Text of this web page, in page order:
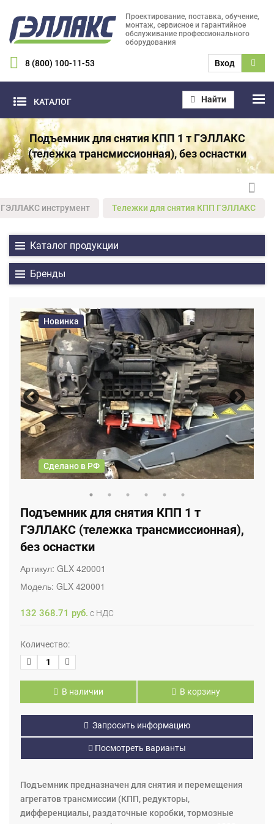
Проектирование, поставка, обучение,
монтаж, сервисное и гарантийное
обслуживание профессионального
оборудования
8 (800) 100-11-53 Вход
КАТАЛОГ Найти
Подъемник для снятия КПП 1 т ГЭЛЛАКС
(тележка трансмиссионная), без оснастки
ГЭЛЛАКС инструмент Тележки для снятия КПП ГЭЛЛАКС
Каталог продукции
Бренды
Новинка
Сделано в РФ
Подъемник для снятия КПП 1 т
ГЭЛЛАКС (тележка трансмиссионная),
без оснастки
Артикул: GLX 420001
Модель: GLX 420001
132 368.71 руб. с НДС
Количество:
В наличии В корзину
Запросить информацию
Посмотреть варианты
Подъемник предназначен для снятия и перемещения
агрегатов трансмиссии (КПП, редукторы,
дифференциалы, раздаточные коробки, тормозные